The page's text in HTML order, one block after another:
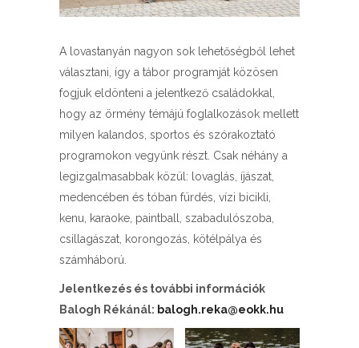
A lovastanyán nagyon sok lehetőségből lehet
választani, így a tábor programját közösen
fogjuk eldönteni a jelentkező családokkal,
hogy az örmény témájú foglalkozások mellett
milyen kalandos, sportos és szórakoztató
programokon vegyünk részt. Csak néhány a
legizgalmasabbak közül: lovaglás, íjászat,
medencében és tóban fürdés, vízi bicikli,
kenu, karaoke, paintball, szabadulószoba,
csillagászat, korongozás, kötélpálya és
számháború.
Jelentkezés és további információk
Balogh Rékánál: balogh.reka@eokk.hu